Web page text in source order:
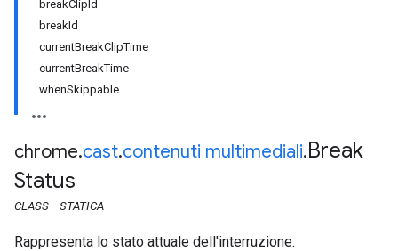
breakClipId
breakId
currentBreakClipTime
currentBreakTime
whenSkippable
chrome.cast.contenuti multimediali.Break
Status
CLASS STATICA
Rappresenta lo stato attuale dell'interruzione.